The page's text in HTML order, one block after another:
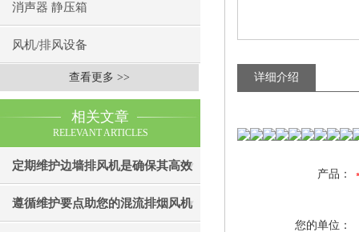
消声器 静压箱
风机/排风设备
查看更多 >>
相关文章
RELEVANT ARTICLES
定期维护边墙排风机是确保其高效
通风效果的关键
遵循维护要点助您的混流排烟风机
详细介绍
产品：
您的单位：